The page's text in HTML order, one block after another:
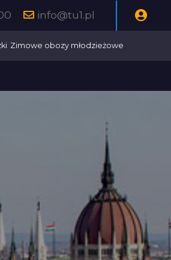
info@tu1.pl
Zimowe obozy młodzieżowe